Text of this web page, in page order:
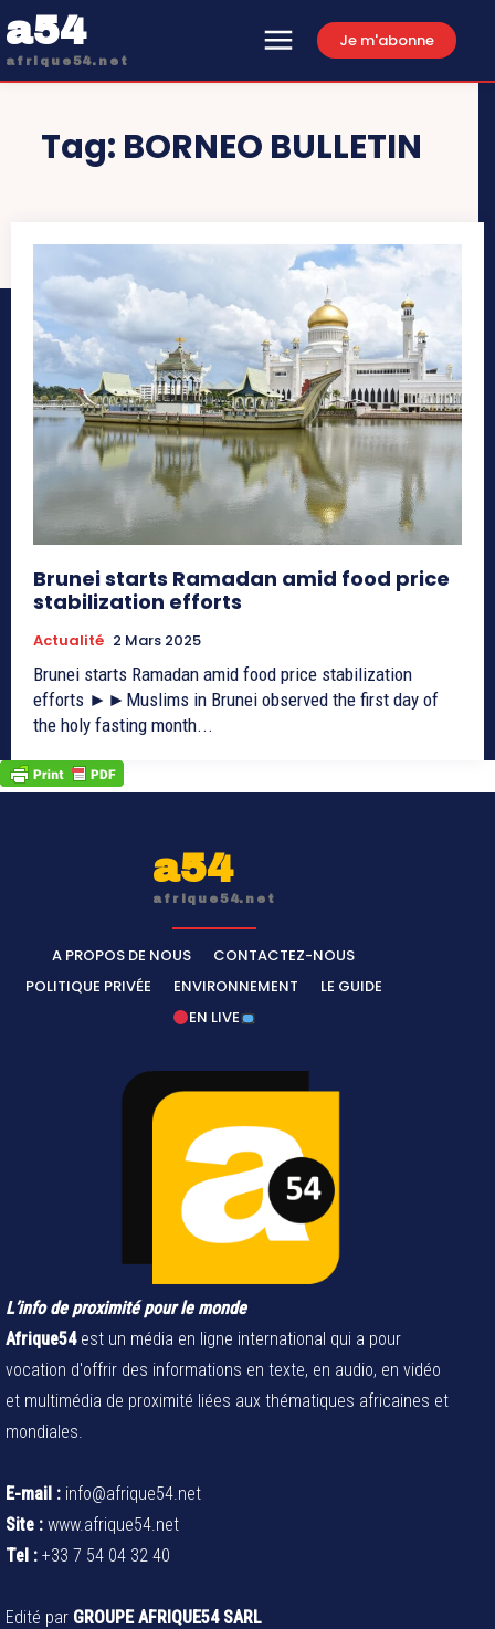
a54
afrique54.net
Je m'abonne
Tag: BORNEO BULLETIN
Brunei starts Ramadan amid food price
stabilization efforts
Actualité 2 Mars 2025
Brunei starts Ramadan amid food price stabilization
efforts ►►Muslims in Brunei observed the first day of
the holy fasting month...
a54
afrique54.net
A PROPOS DE NOUS
CONTACTEZ-NOUS
POLITIQUE PRIVÉE
ENVIRONNEMENT
LE GUIDE
EN LIVE
L’info de proximité pour le monde
Afrique54est un média en ligne international qui a pour
vocation d'offrir des informations en texte, en audio, en vidéo
et multimédia de proximité liées aux thématiques africaines et
mondiales.
E-mail : info@afrique54.net
Site : www.afrique54.net
Tel : +33 7 54 04 32 40
Edité par GROUPE AFRIQUE54 SARL